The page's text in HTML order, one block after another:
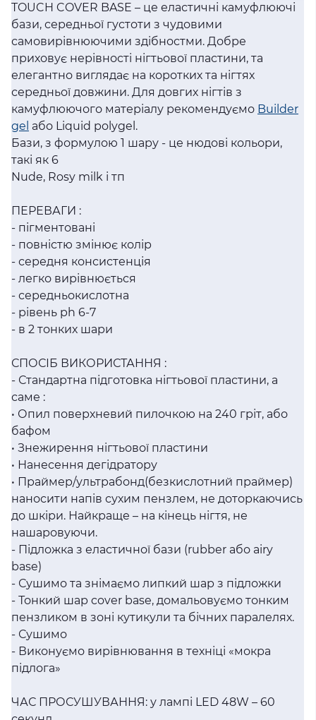
TOUCH COVER BASE – це еластичні камуфлюючі
бази, середньої густоти з чудовими
самовирівнюючими здібностми. Добре
приховує нерівності нігтьової пластини, та
елегантно виглядає на коротких та нігтях
середньої довжини. Для довгих нігтів з
камуфлюючого матеріалу рекомендуємо Builder
gel або Liquid polygel.
Бази, з формулою 1 шару - це нюдові кольори,
такі як 6
Nude, Rosy milk і тп
ПЕРЕВАГИ :
- пігментовані
- повністю змінює колір
- середня консистенція
- легко вирівнюється
- середньокислотна
- рівень ph 6-7
- в 2 тонких шари
СПОСІБ ВИКОРИСТАННЯ :
- Стандартна підготовка нігтьової пластини, а
саме :
• Опил поверхневий пилочкою на 240 гріт, або
бафом
• Знежирення нігтьової пластини
• Нанесення дегідратору
• Праймер/ультрабонд(безкислотний праймер)
наносити напів сухим пензлем, не доторкаючись
до шкіри. Найкраще – на кінець нігтя, не
нашаровуючи.
- Підложка з еластичної бази (rubber або airy
base)
- Сушимо та знімаємо липкий шар з підложки
- Тонкий шар cover base, домальовуємо тонким
пензликом в зоні кутикули та бічних паралелях.
- Сушимо
- Виконуємо вирівнювання в техніці «мокра
підлога»
ЧАС ПРОСУШУВАННЯ: у лампі LED 48W – 60